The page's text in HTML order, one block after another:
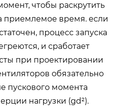
чтобы раскрутить
приемлемое время. если
процесс запуска
и сработает
при проектировании
обязательно
пускового момента
нагрузки (gd²).